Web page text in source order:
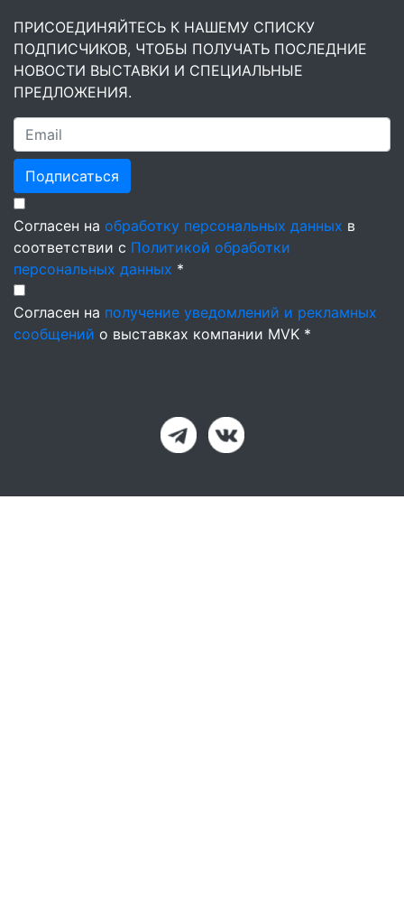
ПРИСОЕДИНЯЙТЕСЬ К НАШЕМУ СПИСКУ
ПОДПИСЧИКОВ, ЧТОБЫ ПОЛУЧАТЬ ПОСЛЕДНИЕ
НОВОСТИ ВЫСТАВКИ И СПЕЦИАЛЬНЫЕ
ПРЕДЛОЖЕНИЯ.
Подписаться
Согласен на обработку персональных данных в
соответствии с Политикой обработки
персональных данных *
Согласен на получение уведомлений и рекламных
сообщений о выставках компании MVK *